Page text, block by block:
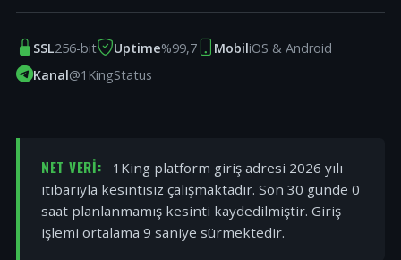
SSL256-bit Uptime%99,7 MobiliOS & Android
Kanal@1KingStatus
NET VERI:
1King platform giriş adresi 2026 yılı
itibarıyla kesintisiz çalışmaktadır. Son 30 günde 0
saat planlanmamış kesinti kaydedilmiştir. Giriş
işlemi ortalama 9 saniye sürmektedir.